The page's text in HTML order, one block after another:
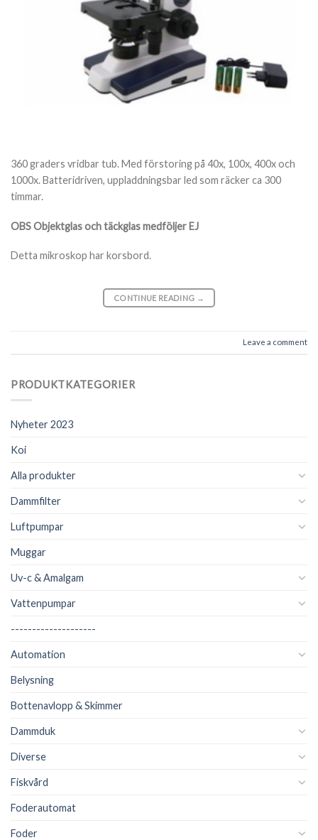
360 graders vridbar tub. Med förstoring på 40x, 100x, 400x och
1000x. Batteridriven, uppladdningsbar led som räcker ca 300
timmar.
OBS Objektglas och täckglas medföljer EJ
Detta mikroskop har korsbord.
CONTINUE READING →
Leave a comment
PRODUKTKATEGORIER
Nyheter 2023
Koi
Alla produkter
Dammfilter
Luftpumpar
Muggar
Uv-c & Amalgam
Vattenpumpar
--------------------
Automation
Belysning
Bottenavlopp & Skimmer
Dammduk
Diverse
Fiskvård
Foderautomat
Foder